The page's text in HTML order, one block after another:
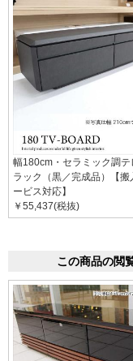
幅180cm・セラミック調テ
ラック（黒／完成品）【搬
ービス対応】
￥55,437(税抜)
この商品の閲